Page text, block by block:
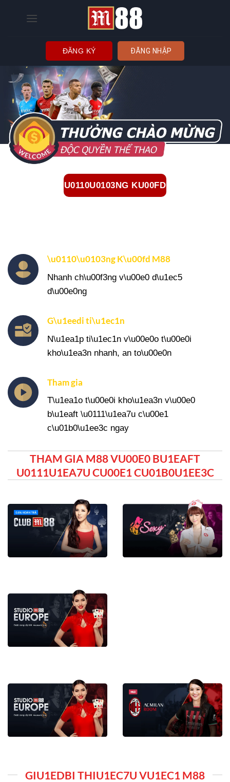
ĐĂNG KÝ ĐĂNG NHẬP
U0110U0103NG KU00FD
\u0110\u0103ng K\u00fd M88
Nhanh ch\u00f3ng v\u00e0 d\u1ec5
d\u00e0ng
G\u1eedi ti\u1ec1n
N\u1ea1p ti\u1ec1n v\u00e0o t\u00e0i
kho\u1ea3n nhanh, an to\u00e0n
Tham gia
T\u1ea1o t\u00e0i kho\u1ea3n v\u00e0
b\u1eaft \u0111\u1ea7u c\u00e1
c\u01b0\u1ee3c ngay
THAM GIA M88 VU00E0 BU1EAFT
U0111U1EA7U CU00E1 CU01B0U1EE3C
GIU1EDBI THIU1EC7U VU1EC1 M88